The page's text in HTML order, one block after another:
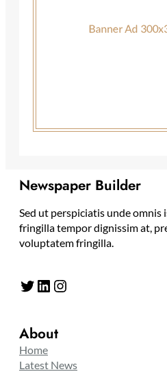
Newspaper Builder
Sed ut perspiciatis unde
fringilla tempor dignissim at,
voluptatem fringilla.
Twitter LinkedIn Instagram
About
Home
Latest News